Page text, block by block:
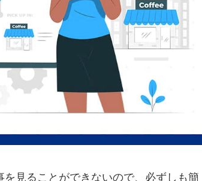
見ることができないので、必ずしも簡